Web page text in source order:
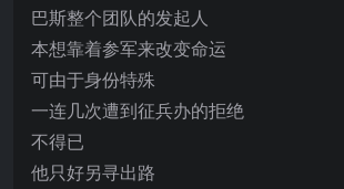
巴斯整个团队的发起人
本想靠着参军来改变命运
可由于身份特殊
一连几次遭到征兵办的拒绝
不得已
他只好另寻出路